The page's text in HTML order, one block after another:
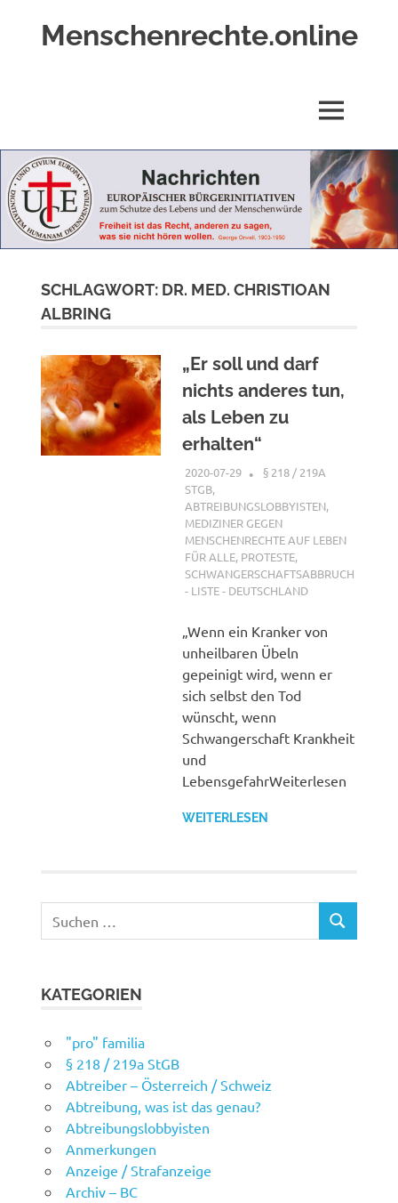
Menschenrechte.online
Geborene
wie
für
Ungeborene
MENÜ
SCHLAGWORT: DR. MED. CHRISTIOAN
ALBRING
„Er soll und darf
nichts anderes tun,
als Leben zu
erhalten“
2020-07-29 XX
§ 218 / 219A
STGB,
ABTREIBUNGSLOBBYISTEN,
MEDIZINER GEGEN
MENSCHENRECHTE AUF LEBEN
FÜR ALLE, PROTESTE,
SCHWANGERSCHAFTSABBRUCH
- LISTE - DEUTSCHLAND
„Wenn ein Kranker von
unheilbaren Übeln
gepeinigt wird, wenn er
sich selbst den Tod
wünscht, wenn
Schwangerschaft Krankheit
und
LebensgefahrWeiterlesen
WEITERLESEN
nach:
SUCHEN
KATEGORIEN
"pro" familia
§ 218 / 219a StGB
Abtreiber – Österreich / Schweiz
Abtreibung, was ist das genau?
Abtreibungslobbyisten
Anmerkungen
Anzeige / Strafanzeige
Archiv – BC